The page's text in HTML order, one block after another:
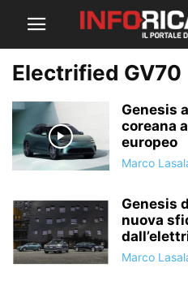
Electrified GV70
Genesis
coreana
europeo
Marco
Genesis
nuova
Marco